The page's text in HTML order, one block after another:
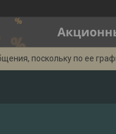
поскольку по ее